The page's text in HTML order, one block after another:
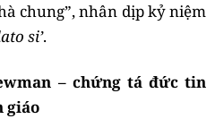
chung”, nhân dịp kỷ niệm
si’.
– chứng tá đức tin
giáo